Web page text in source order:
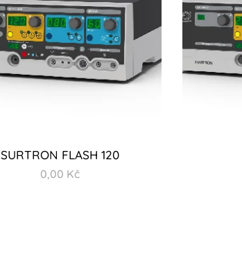
SURTRON FLASH 120
0,00 Kč